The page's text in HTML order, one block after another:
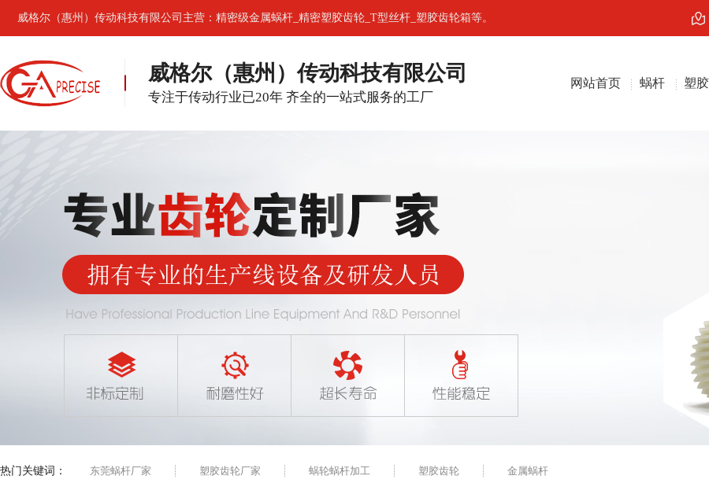
威格尔（惠州）传动科技有限公司主营：精密级金属蜗杆_精密塑胶齿轮_T型丝杆_塑胶齿轮箱等。
威格尔（惠州）传动科技有限公司
专注于传动行业已20年 齐全的一站式服务的工厂
网站首页 蜗杆 塑
热门关键词： 东莞蜗杆厂家 塑胶齿轮厂家 蜗轮蜗杆加工 塑胶齿轮 金属蜗杆